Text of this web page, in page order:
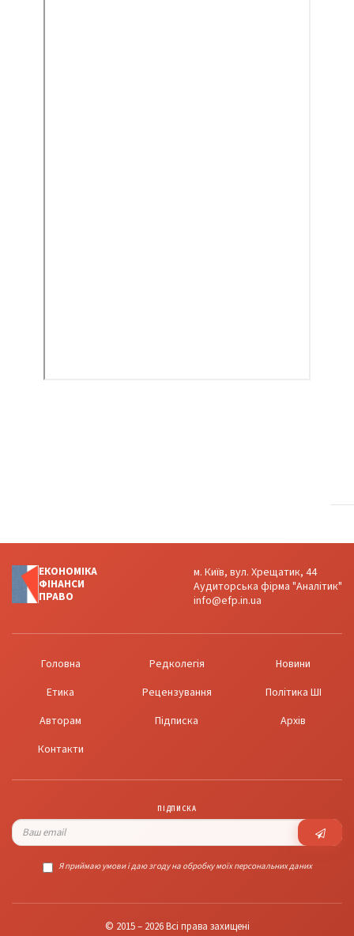
ЕКОНОМІКА
ФІНАНСИ
ПРАВО
м. Київ, вул. Хрещатик, 44
Аудиторська фірма "Аналітик"
info@efp.in.ua
Головна Редколегія
Новини
Етика
Рецензування
Політика ШІ
Авторам
Підписка
Архів
Контакти
ПІДПИСКА
Я приймаю умови і даю згоду на обробку моїх персональних даних
© 2015 – 2026 Всі права захищені